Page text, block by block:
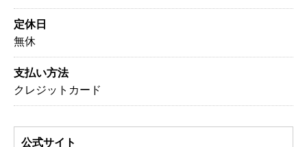
定休日
無休
支払い方法
クレジットカード
公式サイト